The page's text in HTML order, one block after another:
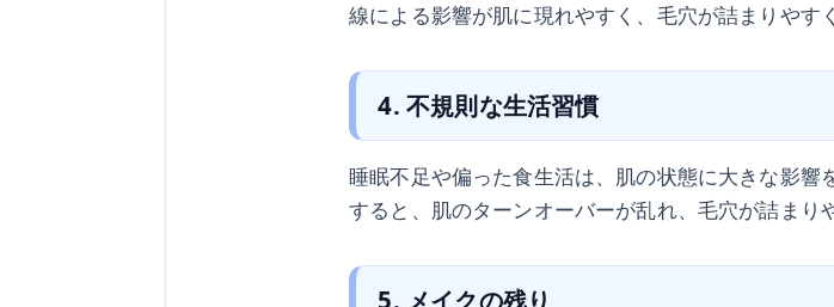
線による影響が肌に現れやすく、毛穴が詰まりやす
4. 不規則な生活習慣
睡眠不足や偏った食生活は、肌の状態に大きな影
すると、肌のターンオーバーが乱れ、毛穴が詰まり
5. メイクの残り